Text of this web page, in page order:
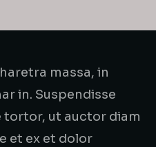
massa, in
in. Suspendisse
ut auctor diam
et ex et dolor